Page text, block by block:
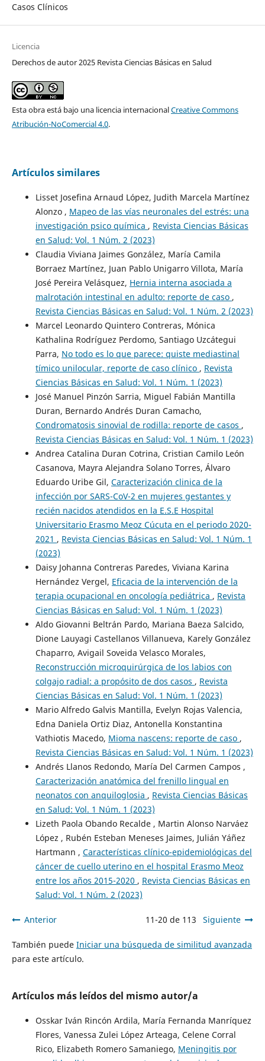
Casos Clínicos
Licencia
Derechos de autor 2025 Revista Ciencias Básicas en Salud
Esta obra está bajo una licencia internacionalCreative Commons
Atribución-NoComercial 4.0.
Artículos similares
Lisset Josefina Arnaud López, Judith Marcela Martínez
Alonzo , Mapeo de las vías neuronales del estrés: una
investigación psico química , Revista Ciencias Básicas
en Salud: Vol. 1 Núm. 2 (2023)
Claudia Viviana Jaimes González, María Camila
Borraez Martínez, Juan Pablo Unigarro Villota, María
José Pereira Velásquez, Hernia interna asociada a
malrotación intestinal en adulto: reporte de caso ,
Revista Ciencias Básicas en Salud: Vol. 1 Núm. 2 (2023)
Marcel Leonardo Quintero Contreras, Mónica
Kathalina Rodríguez Perdomo, Santiago Uzcátegui
Parra, No todo es lo que parece: quiste mediastinal
tímico unilocular, reporte de caso clínico , Revista
Ciencias Básicas en Salud: Vol. 1 Núm. 1 (2023)
José Manuel Pinzón Sarria, Miguel Fabián Mantilla
Duran, Bernardo Andrés Duran Camacho,
Condromatosis sinovial de rodilla: reporte de casos ,
Revista Ciencias Básicas en Salud: Vol. 1 Núm. 1 (2023)
Andrea Catalina Duran Cotrina, Cristian Camilo León
Casanova, Mayra Alejandra Solano Torres, Álvaro
Eduardo Uribe Gil, Caracterización clinica de la
infección por SARS-CoV-2 en mujeres gestantes y
recién nacidos atendidos en la E.S.E Hospital
Universitario Erasmo Meoz Cúcuta en el periodo 2020-
2021 , Revista Ciencias Básicas en Salud: Vol. 1 Núm. 1
(2023)
Daisy Johanna Contreras Paredes, Viviana Karina
Hernández Vergel, Eficacia de la intervención de la
terapia ocupacional en oncología pediátrica , Revista
Ciencias Básicas en Salud: Vol. 1 Núm. 1 (2023)
Aldo Giovanni Beltrán Pardo, Mariana Baeza Salcido,
Dione Lauyagi Castellanos Villanueva, Karely González
Chaparro, Avigail Soveida Velasco Morales,
Reconstrucción microquirúrgica de los labios con
colgajo radial: a propósito de dos casos , Revista
Ciencias Básicas en Salud: Vol. 1 Núm. 1 (2023)
Mario Alfredo Galvis Mantilla, Evelyn Rojas Valencia,
Edna Daniela Ortiz Diaz, Antonella Konstantina
Vathiotis Macedo, Mioma nascens: reporte de caso ,
Revista Ciencias Básicas en Salud: Vol. 1 Núm. 1 (2023)
Andrés Llanos Redondo, María Del Carmen Campos ,
Caracterización anatómica del frenillo lingual en
neonatos con anquiloglosia , Revista Ciencias Básicas
en Salud: Vol. 1 Núm. 1 (2023)
Lizeth Paola Obando Recalde , Martin Alonso Narváez
López , Rubén Esteban Meneses Jaimes, Julián Yáñez
Hartmann , Características clínico-epidemiológicas del
cáncer de cuello uterino en el hospital Erasmo Meoz
entre los años 2015-2020 , Revista Ciencias Básicas en
Salud: Vol. 1 Núm. 2 (2023)
Anterior 11-20 de 113 Siguiente
También puede Iniciar una búsqueda de similitud avanzada
para este artículo.
Artículos más leídos del mismo autor/a
Osskar Iván Rincón Ardila, María Fernanda Manríquez
Flores, Vanessa Zulei López Arteaga, Celene Corral
Rico, Elizabeth Romero Samaniego, Meningitis por